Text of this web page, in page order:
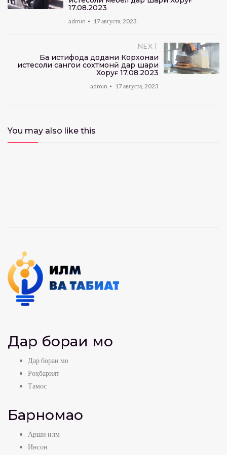
17.08.2023
admin 17 августа, 2023
NEXT
Ба истифода додани Корхонаи
истеҳсоли сангҳои сохтмонӣ дар шаҳри
Хоруғ 17.08.2023
admin 17 августа, 2023
You may also like this
Дар бораи мо
Дар бораи мо
Роҳбарият
Тамос
Барномаҳо
Арши илм
Инсон